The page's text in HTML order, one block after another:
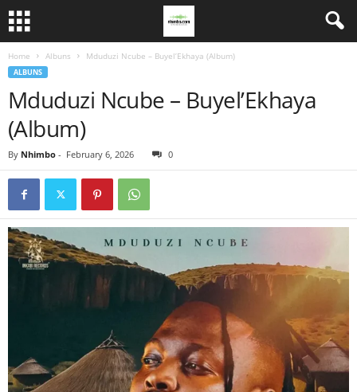
Home Albuns Mduduzi Ncube – Buyel’Ekhaya (Album)
ALBUNS
Mduduzi Ncube – Buyel’Ekhaya
(Album)
By Nhimbo - February 6, 2026 0